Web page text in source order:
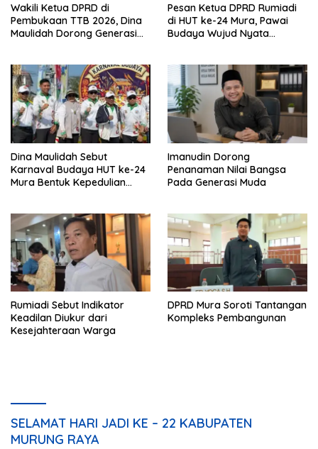
Wakili Ketua DPRD di
Pembukaan TTB 2026, Dina
Maulidah Dorong Generasi
Pesan Ketua DPRD Rumiadi
di HUT ke-24 Mura, Pawai
Budaya Wujud Nyata
Dina Maulidah Sebut
Karnaval Budaya HUT ke-24
Mura Bentuk Kepedulian
Imanudin Dorong
Penanaman Nilai Bangsa
Pada Generasi Muda
Rumiadi Sebut Indikator
Keadilan Diukur dari
Kesejahteraan Warga
DPRD Mura Soroti Tantangan
Kompleks Pembangunan
SELAMAT HARI JADI KE – 22 KABUPATEN
MURUNG RAYA